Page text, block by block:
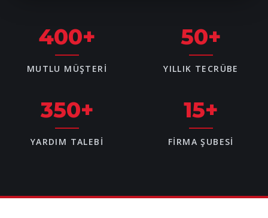
400+
MUTLU MÜŞTERI
50+
YILLIK TECRÜBE
350+
YARDIM TALEBI
15+
FIRMA ŞUBESI